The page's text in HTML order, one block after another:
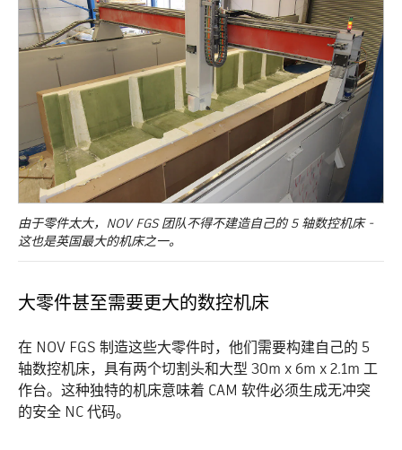
由于零件太大，NOV FGS 团队不得不建造自己的 5 轴数控机床 -
这也是英国最大的机床之一。
大零件甚至需要更大的数控机床
在 NOV FGS 制造这些大零件时，他们需要构建自己的 5
轴数控机床，具有两个切割头和大型 30m x 6m x 2.1m 工
作台。这种独特的机床意味着 CAM 软件必须生成无冲突
的安全 NC 代码。